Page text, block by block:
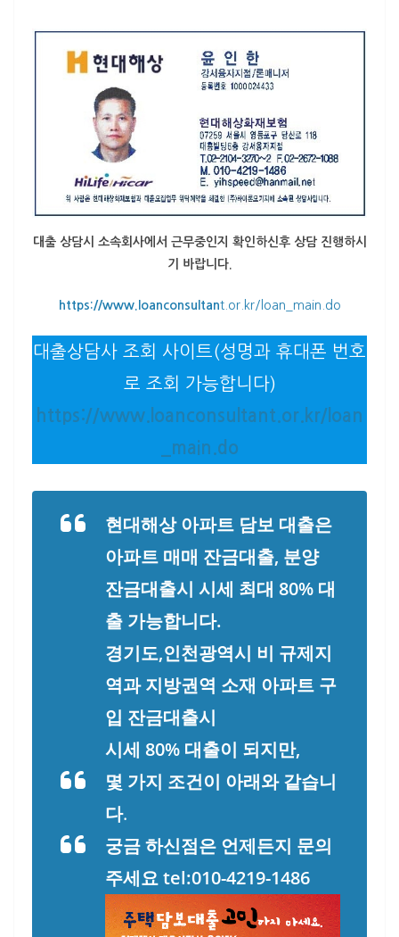
대출 상담시 소속회사에서 근무중인지 확인하신후 상담 진행하시
기 바랍니다.
https://www.loanconsultant.or.kr/loan_main.do
대출상담사 조회 사이트(성명과 휴대폰 번호
로 조회 가능합니다)
https://www.loanconsultant.or.kr/loan
_main.do
현대해상 아파트 담보 대출은
아파트 매매 잔금대출, 분양
잔금대출시 시세 최대 80% 대
출 가능합니다.
경기도,인천광역시 비 규제지
역과 지방권역 소재 아파트 구
입 잔금대출시
시세 80% 대출이 되지만,
몇 가지 조건이 아래와 같습니
다.
궁금 하신점은 언제든지 문의
주세요 tel:010-4219-1486